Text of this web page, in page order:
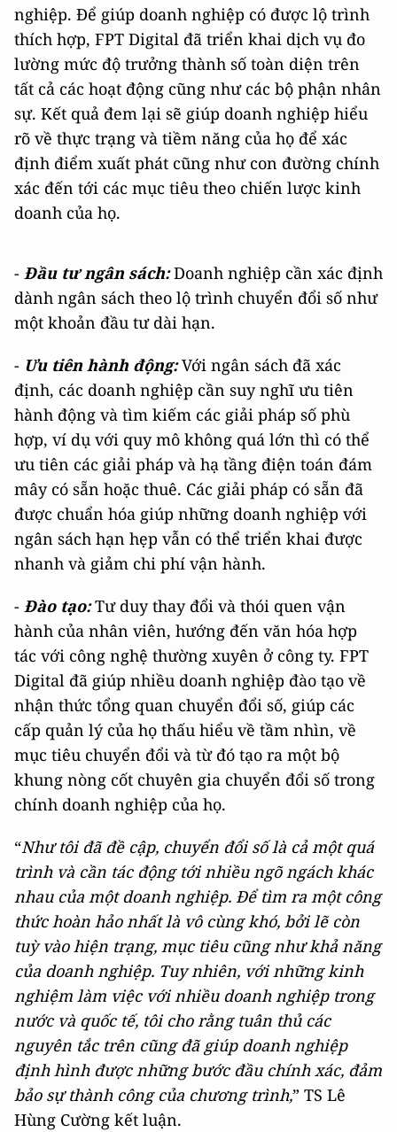
nghiệp. Để giúp doanh nghiệp có được lộ trình
thích hợp, FPT Digital đã triển khai dịch vụ đo
lường mức độ trưởng thành số toàn diện trên
tất cả các hoạt động cũng như các bộ phận nhân
sự. Kết quả đem lại sẽ giúp doanh nghiệp hiểu
rõ về thực trạng và tiềm năng của họ để xác
định điểm xuất phát cũng như con đường chính
xác đến tới các mục tiêu theo chiến lược kinh
doanh của họ.
- Đầu tư ngân sách:Doanh nghiệp cần xác định
dành ngân sách theo lộ trình chuyển đổi số như
một khoản đầu tư dài hạn.
- Ưu tiên hành động:Với ngân sách đã xác
định, các doanh nghiệp cần suy nghĩ ưu tiên
hành động và tìm kiếm các giải pháp số phù
hợp, ví dụ với quy mô không quá lớn thì có thể
ưu tiên các giải pháp và hạ tầng điện toán đám
mây có sẵn hoặc thuê. Các giải pháp có sẵn đã
được chuẩn hóa giúp những doanh nghiệp với
ngân sách hạn hẹp vẫn có thể triển khai được
nhanh và giảm chi phí vận hành.
- Đào tạo:Tư duy thay đổi và thói quen vận
hành của nhân viên, hướng đến văn hóa hợp
tác với công nghệ thường xuyên ở công ty. FPT
Digital đã giúp nhiều doanh nghiệp đào tạo về
nhận thức tổng quan chuyển đổi số, giúp các
cấp quản lý của họ thấu hiểu về tầm nhìn, về
mục tiêu chuyển đổi và từ đó tạo ra một bộ
khung nòng cốt chuyên gia chuyển đổi số trong
chính doanh nghiệp của họ.
“Như tôi đã đề cập, chuyển đổi số là cả một quá
trình và cần tác động tới nhiều ngõ ngách khác
nhau của một doanh nghiệp. Để tìm ra một công
thức hoàn hảo nhất là vô cùng khó, bởi lẽ còn
tuỳ vào hiện trạng, mục tiêu cũng như khả năng
của doanh nghiệp. Tuy nhiên, với những kinh
nghiệm làm việc với nhiều doanh nghiệp trong
nước và quốc tế, tôi cho rằng tuân thủ các
nguyên tắc trên cũng đã giúp doanh nghiệp
định hình được những bước đầu chính xác, đảm
bảo sự thành công của chương trình,” TS Lê
Hùng Cường kết luận.